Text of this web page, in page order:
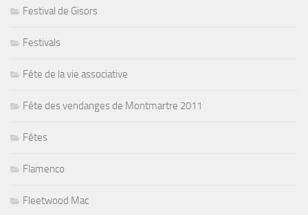
Festival de Gisors
Festivals
Fête de la vie associative
Fête des vendanges de Montmartre 2011
Fêtes
Flamenco
Fleetwood Mac